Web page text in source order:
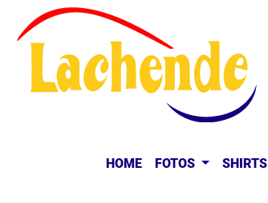
Zur Hauptnavigation springen
HOME FOTOS SHIRTS